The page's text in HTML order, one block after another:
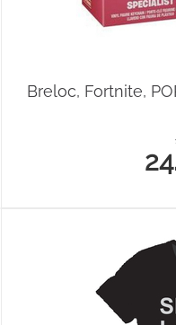
Breloc, Fortnite,